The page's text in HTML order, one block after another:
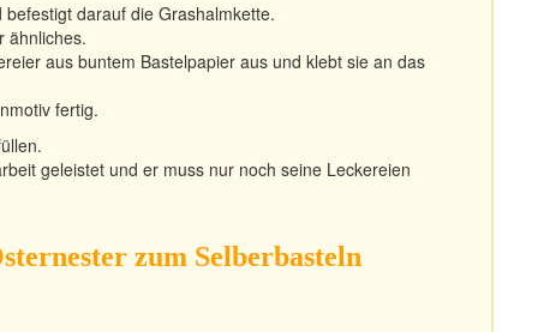
darauf die Grashalmkette.
ähnliches.
aus buntem Bastelpapier aus und klebt sie an das
fertig.
geleistet und er muss nur noch seine Leckereien
zum Selberbasteln